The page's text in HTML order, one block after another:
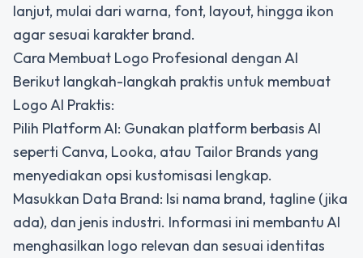
lanjut, mulai dari warna, font, layout, hingga ikon
agar sesuai karakter brand.
Cara Membuat Logo Profesional dengan AI
Berikut langkah-langkah praktis untuk membuat
Logo AI Praktis:
Pilih Platform AI: Gunakan platform berbasis AI
seperti Canva, Looka, atau Tailor Brands yang
menyediakan opsi kustomisasi lengkap.
Masukkan Data Brand: Isi nama brand, tagline (jika
ada), dan jenis industri. Informasi ini membantu AI
menghasilkan logo relevan dan sesuai identitas